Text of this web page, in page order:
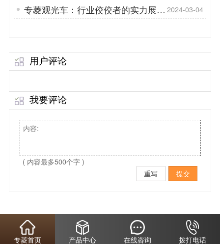
专菱观光车：行业佼佼者的实力展
现！
2024-03-04
用户评论
我要评论
( 内容最多500个字 )
重写
提交
专菱首页 产品中心 在线咨询 拨打电话